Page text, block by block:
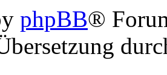
phpBB®